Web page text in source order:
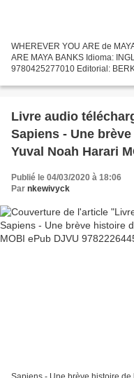
WHEREVER YOU ARE de
ARE MAYA BANKS Idioma:
9780425277010 Editorial:
Livre audio
Sapiens - Une brève histoire de l'humanité par
Yuval Noah Harari
9782226445506
Publié le 04/03/2020 à 18:06
Par nkewivyck